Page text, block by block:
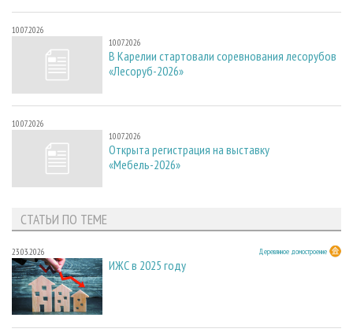
10.07.2026
10.07.2026
В Карелии стартовали соревнования лесорубов
«Лесоруб-2026»
10.07.2026
10.07.2026
Открыта регистрация на выставку
«Мебель-2026»
СТАТЬИ ПО ТЕМЕ
23.03.2026 Деревянное домостроение
ИЖС в 2025 году